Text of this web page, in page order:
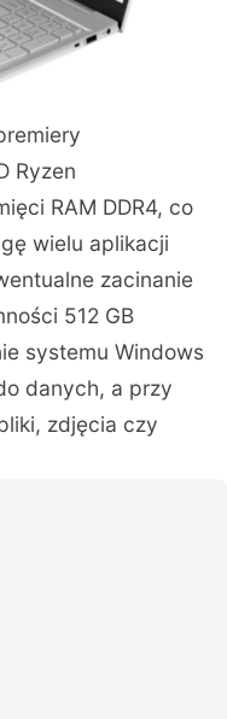
Ryzen
RAM DDR4, co
wielu aplikacji
zacinanie
512 GB
systemu Windows
danych, a przy
zdjęcia czy